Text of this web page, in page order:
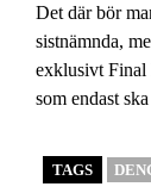
Det där bör
sistnämnda,
exklusivt Final
som endast
TAGS